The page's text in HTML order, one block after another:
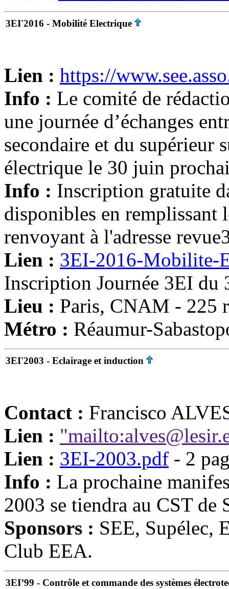
3EI'2016 - Mobilité Electrique
Lien : https://
Info : Le comité de
une journée d’échanges
secondaire et du supérieur
électrique le 30 juin
Info : Inscription gratuite
disponibles en
renvoyant à l'adresse
Lien : 3EI-2016-Mobilite-
Inscription Journée 3EI du
Lieu : Paris, CNAM - 225
Métro : Réaumur-
3EI'2003 - Eclairage et induction
Contact : Francisco
Lien :
Lien : 3EI-2003.pdf - 2
Info : La prochaine
2003 se tiendra au CST de
Sponsors : SEE, Supélec,
Club EEA.
3EI’99 - Contrôle et commande des systèmes